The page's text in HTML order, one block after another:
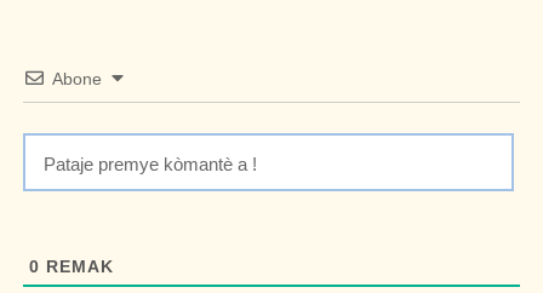
Abone
0 REMAK